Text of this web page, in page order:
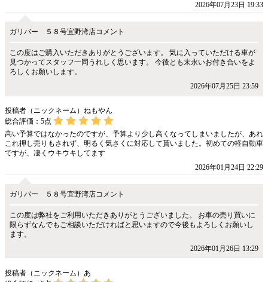
2026年07月23日 19:33
ガリバー ５８号宜野湾店コメント
この度はご購入いただきありがとうございます。 気に入っていただける車が
見つかってスタッフ一同うれしく思います。 今後とも末永いお付き合いをよ
ろしくお願いします。
2026年07月25日 23:59
投稿者（ニックネーム）ねもやん
総合評価： 5点
高い予算ではなかったのですが、予算より少し高くなってしまいましたが、あれ
これ押し売りもされず、明るく気さくに対応して貰いました。初めての軽自動車
ですが、凄くウキウキしてます
2026年01月24日 22:29
ガリバー ５８号宜野湾店コメント
この度は弊社をご利用いただきありがとうございました。 お車の売り買いに
限らずなんでもご相談いただければと思いますので今後もよろしくお願いし
ます。
2026年01月26日 13:29
投稿者（ニックネーム）あ